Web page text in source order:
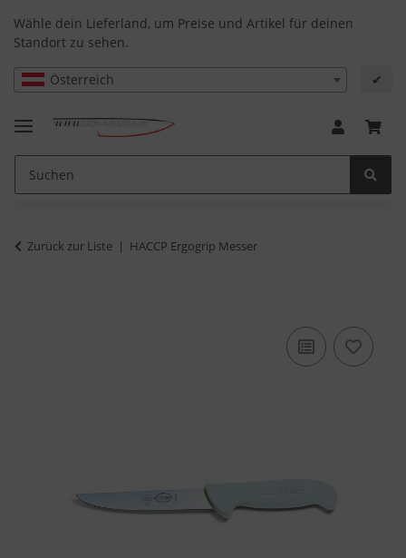
Wähle dein Lieferland, um Preise und Artikel für deinen
Standort zu sehen.
Österreich ✔
Zurück zur Liste HACCP Ergogrip Messer